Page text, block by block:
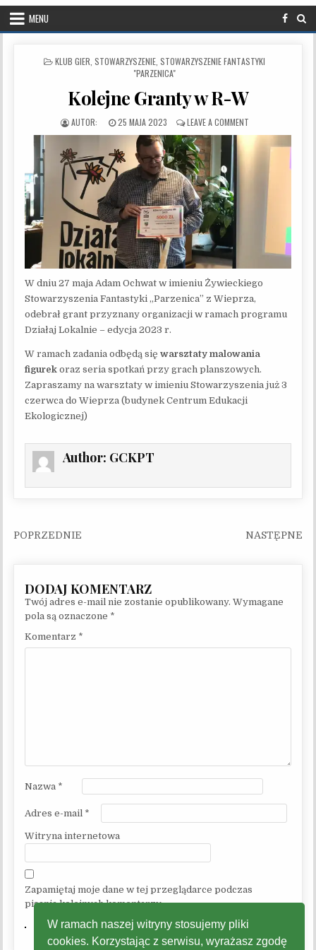
MENU
POSTED IN
KLUB GIER STOWARZYSZENIE STOWARZYSZENIE FANTASTYKI
"PARZENICA"
Kolejne Granty w R-W
PUBLISHED DATE:
25 MAJA 2023 LEAVE A COMMENTON KOLEJNE
W dniu 27 maja Adam Ochwat w imieniu Żywieckiego
Stowarzyszenia Fantastyki „Parzenica” z Wieprza,
odebrał grant przyznany organizacji w ramach programu
Działaj Lokalnie – edycja 2023 r.
W ramach zadania odbędą sięwarsztaty malowania
figurek oraz seria spotkań przy grach planszowych.
Zapraszamy na warsztaty w imieniu Stowarzyszenia już 3
czerwca do Wieprza (budynek Centrum Edukacji
Ekologicznej)
Author: GCKPT
Nawigacja wpisu
Twój adres e-mail nie zostanie opublikowany. Wymagane
pola są oznaczone *
Komentarz *
Nazwa *
Adres e-mail *
Witryna internetowa
Zapamiętaj moje dane w tej przeglądarce podczas
pisania kolejnych komentarzy.
W ramach naszej witryny stosujemy pliki
cookies. Korzystając z serwisu, wyrażasz zgodę